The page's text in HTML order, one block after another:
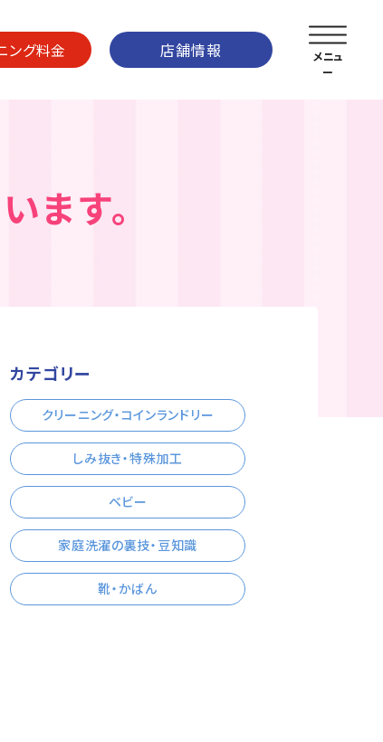
ング料金 店舗情報
ます。
カテゴリー
クリーニング・コインランドリー
しみ抜き・特殊加工
ベビー
家庭洗濯の裏技・豆知識
靴・かばん